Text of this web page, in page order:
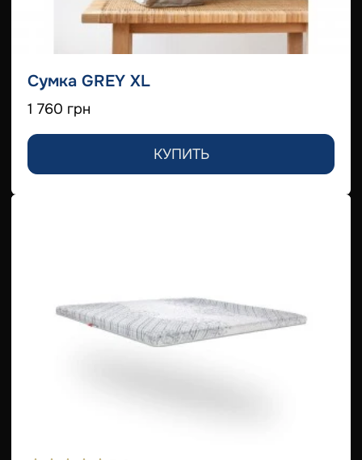
Сумка GREY XL
1 760 грн
КУПИТЬ